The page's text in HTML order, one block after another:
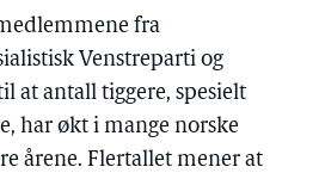
fra
Venstreparti og
at antall tiggere, spesielt
har økt i mange norske
årene. Flertallet mener at